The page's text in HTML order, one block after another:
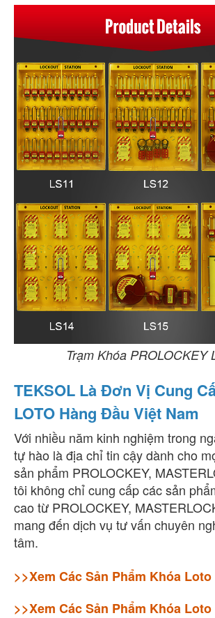
Trạm Khóa PROLOCKEY
TEKSOL Là Đơn Vị Cung
LOTO Hàng Đầu Việt Nam
Với nhiều năm kinh nghiệm trong
tự hào là địa chỉ tin cậy dành cho
sản phẩm PROLOCKEY,
tôi không chỉ cung cấp các sản
cao từ PROLOCKEY,
mang đến dịch vụ tư vấn chuyên
tâm.
>>Xem Các Sản Phẩm Khóa
>>Xem Các Sản Phẩm Khóa